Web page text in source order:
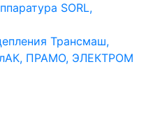
SORL,
Трансмаш,
ПРАМО, ЭЛЕКТРОМ